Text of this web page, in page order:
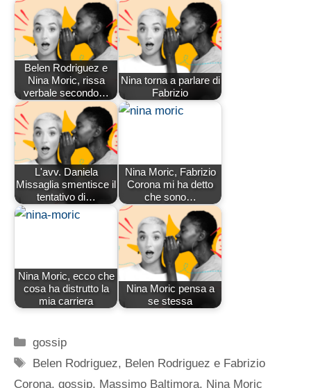
Belen Rodriguez e
Nina Moric, rissa
verbale secondo…
Nina torna a parlare di
Fabrizio
L'avv. Daniela
Missaglia smentisce il
tentativo di…
Nina Moric, Fabrizio
Corona mi ha detto
che sono…
Nina Moric, ecco che
cosa ha distrutto la
mia carriera
Nina Moric pensa a
se stessa
Categorie
gossip
Tag
Belen Rodriguez, Belen Rodriguez e Fabrizio
Corona, gossip, Massimo Baltimora, Nina Moric